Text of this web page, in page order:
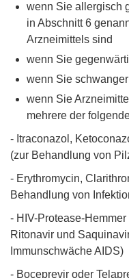
wenn Sie allergisch
in Abschnitt 6
Arzneimittels sind
wenn Sie
wenn Sie
wenn Sie
mehrere der
- Itraconazol,
(zur Behandlung von
- Erythromycin,
Behandlung von
- HIV-Protease-
Ritonavir und
Immunschwäche AIDS)
- Boceprevir oder